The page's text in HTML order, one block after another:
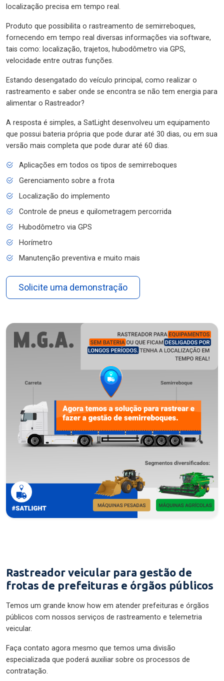
localização precisa em tempo real.
Produto que possibilita o rastreamento de semirreboques,
fornecendo em tempo real diversas informações via software,
tais como: localização, trajetos, hubodômetro via GPS,
velocidade entre outras funções.
Estando desengatado do veículo principal, como realizar o
rastreamento e saber onde se encontra se não tem energia para
alimentar o Rastreador?
A resposta é simples, a SatLight desenvolveu um equipamento
que possui bateria própria que pode durar até 30 dias, ou em sua
versão mais completa que pode durar até 60 dias.
Aplicações em todos os tipos de semirreboques
Gerenciamento sobre a frota
Localização do implemento
Controle de pneus e quilometragem percorrida
Hubodômetro via GPS
Horímetro
Manutenção preventiva e muito mais
Solicite uma demonstração
Rastreador veicular para gestão de
frotas de prefeituras e órgãos públicos
Temos um grande know how em atender prefeituras e órgãos
públicos com nossos serviços de rastreamento e telemetria
veicular.
Faça contato agora mesmo que temos uma divisão
especializada que poderá auxiliar sobre os processos de
contratação.